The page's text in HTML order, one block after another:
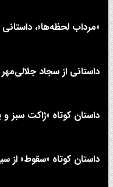
«مرداب لحظه‌ها»، داستانی
داستانی از سجاد جلالی‌مهر
داستان کوتاه «ژاکت
داستان کوتاه «سقوط» از